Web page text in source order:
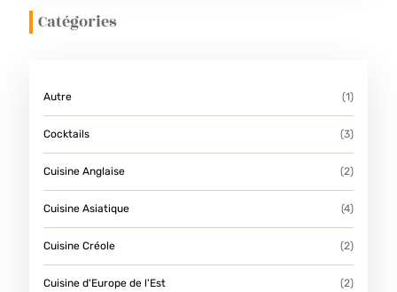
Catégories
Autre (1)
Cocktails (3)
Cuisine Anglaise (2)
Cuisine Asiatique (4)
Cuisine Créole (2)
Cuisine d'Europe de l'Est (2)